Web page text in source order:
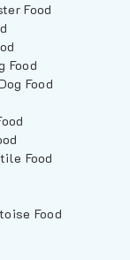
Food
Food
Food
Food
Food